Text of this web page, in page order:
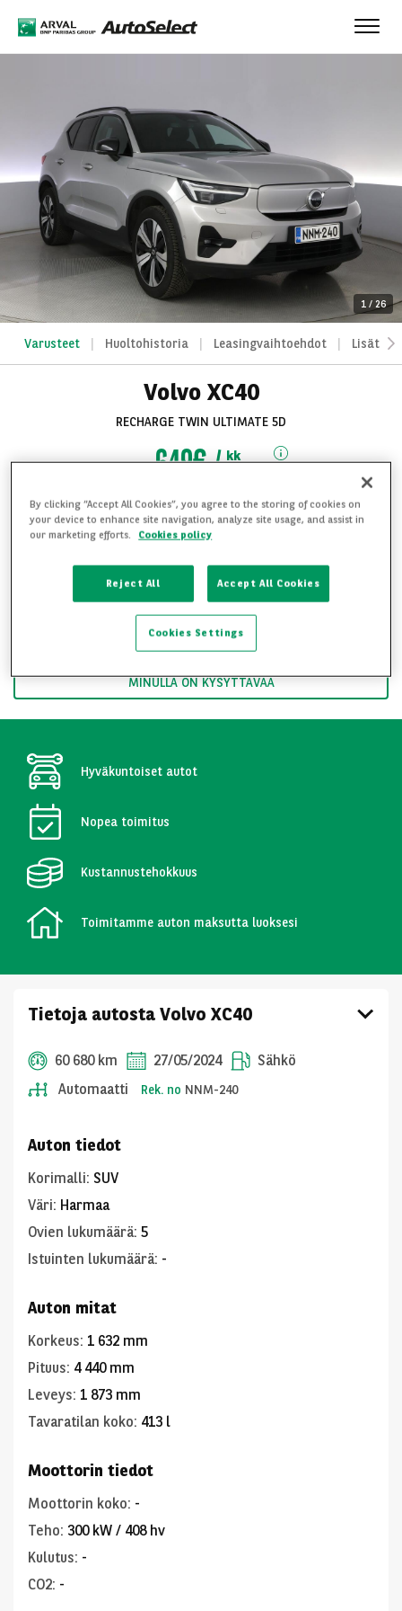
1 / 26
kuvat
Varusteet Huoltohistoria Leasingvaihtoehdot
Volvo XC40
RECHARGE TWIN ULTIMATE 5D
649€
kk
Toimitus mahdollinen koko Suomen alueelle
Soita ja kysy lisää 09 8254 1220
HALUAN YKSITYISLEASINGTARJOUKSEN
HALUAN YRITYSLEASINGTARJOUKSEN
MINULLA ON KYSYTTÄVÄÄ
Hyväkuntoiset autot
Nopea toimitus
Kustannustehokkuus
Toimitamme auton maksutta luoksesi
Tietoja autosta Volvo XC40
60 680 km 27/05/2024
Sähkö
Automaatti
Rek. no NNM-240
Auton tiedot
Korimalli: SUV
Väri: Harmaa
Ovien lukumäärä: 5
Istuinten lukumäärä: -
Auton mitat
Korkeus: 1 632 mm
Pituus: 4 440 mm
Leveys: 1 873 mm
Tavaratilan koko: 413 l
Moottorin tiedot
Moottorin koko: -
Teho: 300 kW / 408 hv
Kulutus: -
CO2: -
By clicking “Accept All Cookies”, you agree to the storing of cookies on
your device to enhance site navigation, analyze site usage, and assist in
our marketing efforts.
Cookies policy
Reject All Accept All Cookies
Cookies Settings